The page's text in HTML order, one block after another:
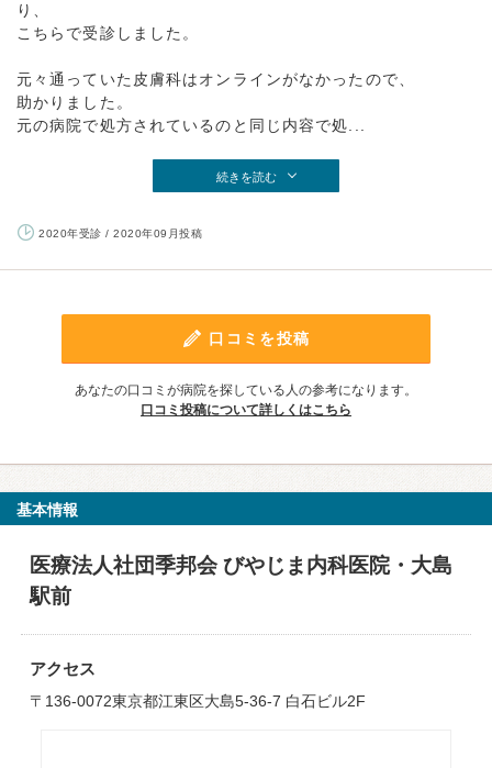
り、
こちらで受診しました。
元々通っていた皮膚科はオンラインがなかったので、
助かりました。
元の病院で処方されているのと同じ内容で処...
続きを読む
2020年受診 / 2020年09月投稿
口コミを投稿
あなたの口コミが病院を探している人の参考になります。
口コミ投稿について詳しくはこちら
基本情報
医療法人社団季邦会 びやじま内科医院・大島
駅前
アクセス
〒136-0072東京都江東区大島5-36-7 白石ビル2F